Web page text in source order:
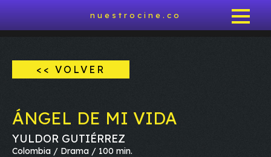
nuestrocine.co
<< VOLVER
ÁNGEL DE MI VIDA
YULDOR GUTIÉRREZ
Colombia / Drama / 100 min.